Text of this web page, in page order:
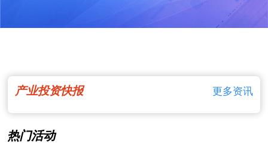
产业投资快报 更多资讯
热门活动